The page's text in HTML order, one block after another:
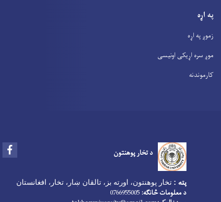
په اړه
زموږ په اړه
موږ سره اړیکی اونیسی
کارموندنه
د تخار پوهنتون
پته : تخار پوهنتون، اورته بز، تالقان ښار، تخار، افغانستان
د معلومات څانګه: 0766955005